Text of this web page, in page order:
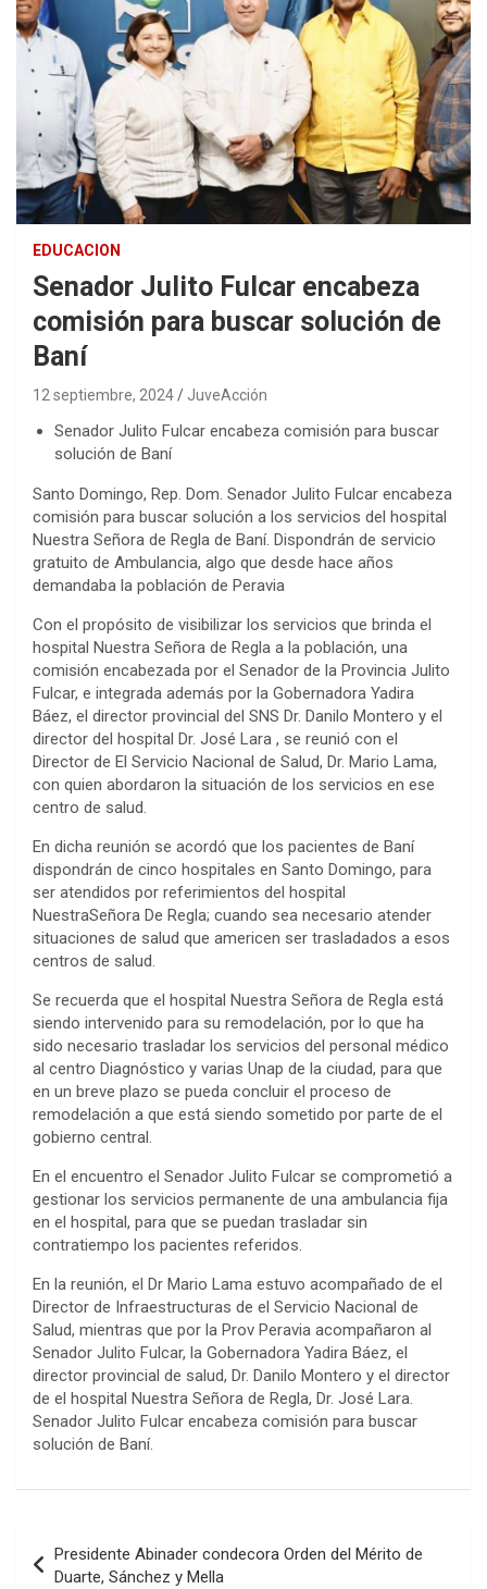
EDUCACION
Senador Julito Fulcar encabeza
comisión para buscar solución de
Baní
12 septiembre, 2024 JuveAcción
Senador Julito Fulcar encabeza comisión para buscar
solución de Baní
Santo Domingo, Rep. Dom. Senador Julito Fulcar encabeza
comisión para buscar solución a los servicios del hospital
Nuestra Señora de Regla de Baní. Dispondrán de servicio
gratuito de Ambulancia, algo que desde hace años
demandaba la población de Peravia
Con el propósito de visibilizar los servicios que brinda el
hospital Nuestra Señora de Regla a la población, una
comisión encabezada por el Senador de la Provincia Julito
Fulcar, e integrada además por la Gobernadora Yadira
Báez, el director provincial del SNS Dr. Danilo Montero y el
director del hospital Dr. José Lara , se reunió con el
Director de El Servicio Nacional de Salud, Dr. Mario Lama,
con quien abordaron la situación de los servicios en ese
centro de salud.
En dicha reunión se acordó que los pacientes de Baní
dispondrán de cinco hospitales en Santo Domingo, para
ser atendidos por referimientos del hospital
NuestraSeñora De Regla; cuando sea necesario atender
situaciones de salud que americen ser trasladados a esos
centros de salud.
Se recuerda que el hospital Nuestra Señora de Regla está
siendo intervenido para su remodelación, por lo que ha
sido necesario trasladar los servicios del personal médico
al centro Diagnóstico y varias Unap de la ciudad, para que
en un breve plazo se pueda concluir el proceso de
remodelación a que está siendo sometido por parte de el
gobierno central.
En el encuentro el Senador Julito Fulcar se comprometió a
gestionar los servicios permanente de una ambulancia fija
en el hospital, para que se puedan trasladar sin
contratiempo los pacientes referidos.
En la reunión, el Dr Mario Lama estuvo acompañado de el
Director de Infraestructuras de el Servicio Nacional de
Salud, mientras que por la Prov Peravia acompañaron al
Senador Julito Fulcar, la Gobernadora Yadira Báez, el
director provincial de salud, Dr. Danilo Montero y el director
de el hospital Nuestra Señora de Regla, Dr. José Lara.
Senador Julito Fulcar encabeza comisión para buscar
solución de Baní.
de
Presidente Abinader condecora Orden del Mérito de
Duarte, Sánchez y Mella